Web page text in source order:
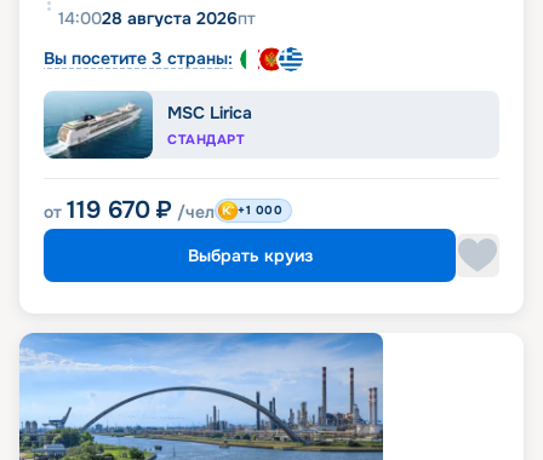
14:0028 августа 2026пт
Вы посетите 3 страны:
MSC Lirica
СТАНДАРТ
от 119 670 ₽ /чел +1 000
Выбрать круиз